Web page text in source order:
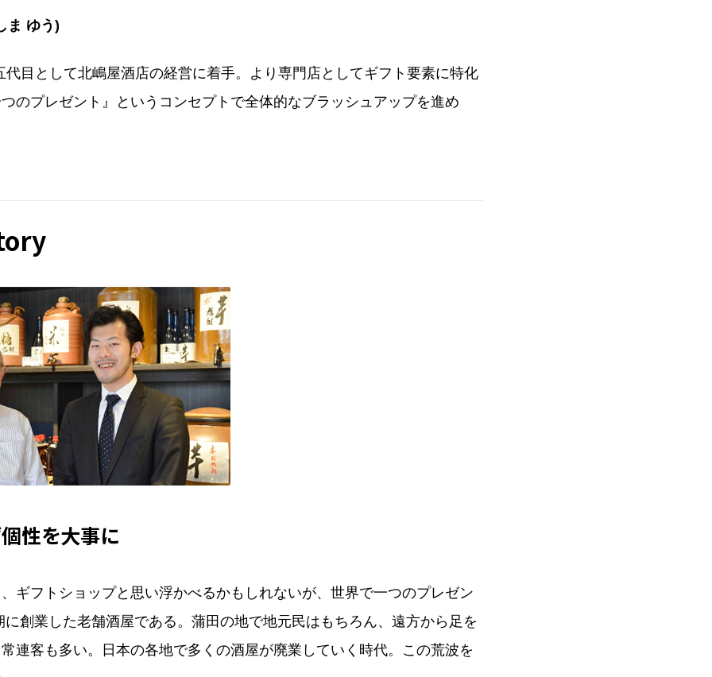
ま ゆう)
代目として北嶋屋酒店の経営に着手。より専門店としてギフト要素に特化
のプレゼント』というコンセプトで全体的なブラッシュアップを進め
性を大事に
ギフトショップと思い浮かべるかもしれないが、世界で一つのプレゼン
創業した老舗酒屋である。蒲田の地で地元民はもちろん、遠方から足を
連客も多い。日本の各地で多くの酒屋が廃業していく時代。この荒波を